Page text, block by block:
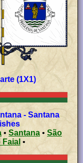
(1X1)
• Santana • São
•